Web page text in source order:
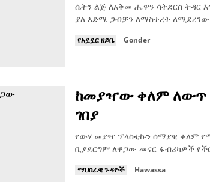
ሴትን ልጅ ለአቅመ ሔዋን ሳትደርስ ትዳር
ያለ እድሜ ጋብቻን ለማስቀረት ለሚደረገው
የአኗኗር ዘይቤ Gonder
ከመያዣው ቀለም ለውጥ
ገበያ
የውሃ መያዣ ፕላስቲኩን ሰማያዊ ቀለም
ቢያደርግም ለዋጋው መናር ፋብሪካዎች
ማህበራዊ ጉዳዮች Hawassa